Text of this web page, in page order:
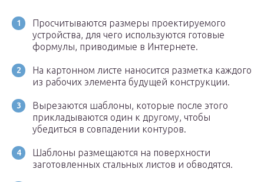
Просчитываются размеры проектируемого
устройства, для чего используются готовые
формулы, приводимые в Интернете.
На картонном листе наносится разметка каждого
из рабочих элемента будущей конструкции.
Вырезаются шаблоны, которые после этого
прикладываются один к другому, чтобы
убедиться в совпадении контуров.
Шаблоны размещаются на поверхности
заготовленных стальных листов и обводятся.